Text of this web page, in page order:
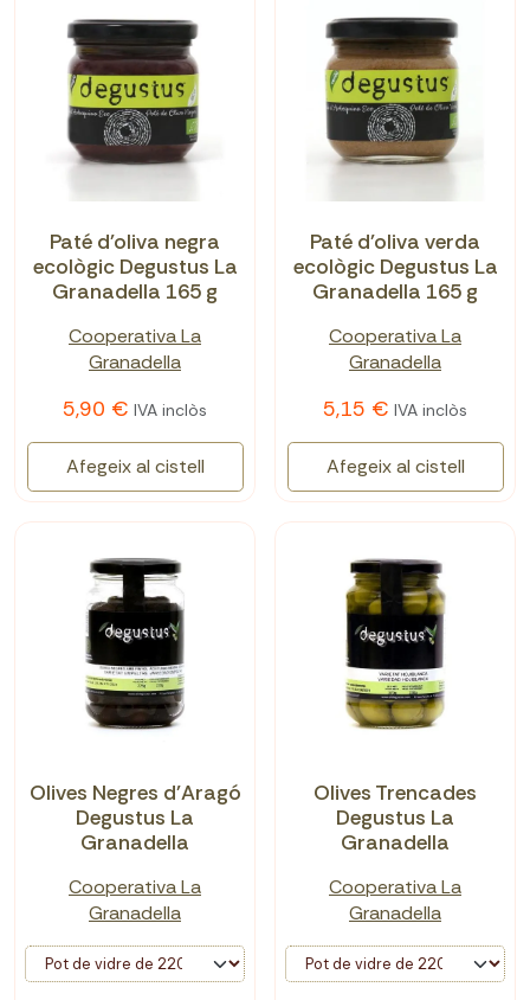
Paté d'oliva negra
ecològic Degustus La
Granadella 165 g
Cooperativa La
Granadella
5,90 € IVA inclòs
Afegeix al cistell
Paté d'oliva verda
ecològic Degustus La
Granadella 165 g
Cooperativa La
Granadella
5,15 € IVA inclòs
Afegeix al cistell
Olives Negres d'Aragó
Degustus La
Granadella
Cooperativa La
Granadella
Olives Trencades
Degustus La
Granadella
Cooperativa La
Granadella